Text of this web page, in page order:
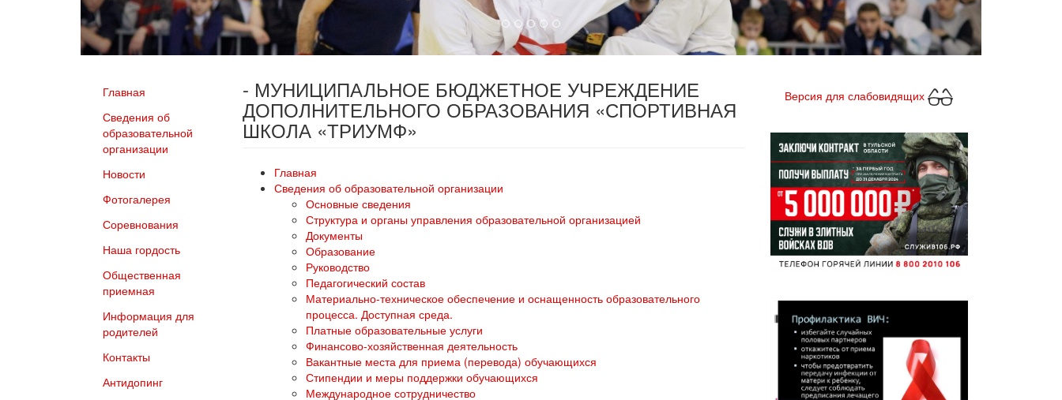
Главная
Сведения об
образовательной
организации
Новости
Фотогалерея
Соревнования
Наша гордость
Общественная
приемная
Информация для
родителей
Контакты
Антидопинг
- МУНИЦИПАЛЬНОЕ БЮДЖЕТНОЕ УЧРЕЖДЕНИЕ
ДОПОЛНИТЕЛЬНОГО ОБРАЗОВАНИЯ «СПОРТИВНАЯ
ШКОЛА «ТРИУМФ»
Главная
Сведения об образовательной организации
Основные сведения
Структура и органы управления образовательной организацией
Документы
Образование
Руководство
Педагогический состав
Материально-техническое обеспечение и оснащенность образовательного
процесса. Доступная среда.
Платные образовательные услуги
Финансово-хозяйственная деятельность
Вакантные места для приема (перевода) обучающихся
Стипендии и меры поддержки обучающихся
Международное сотрудничество
Версия для слабовидящих